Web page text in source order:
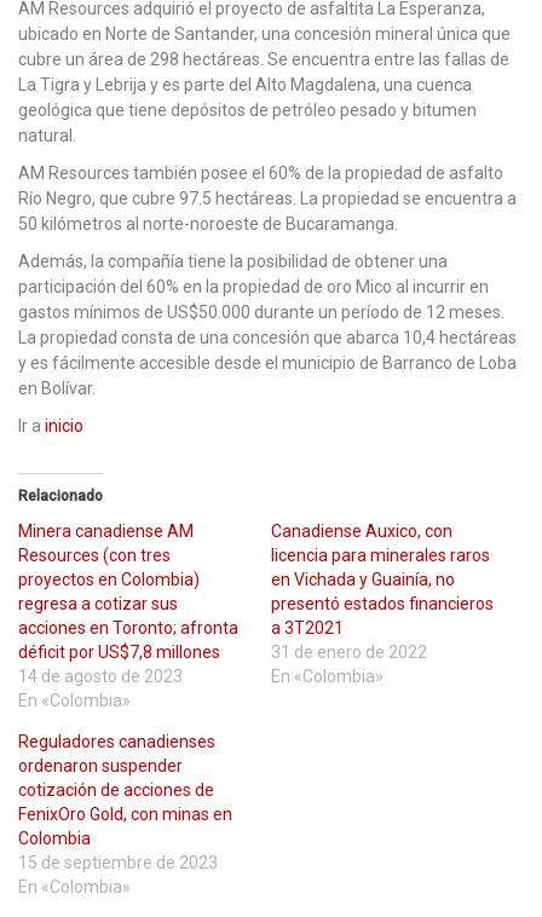
AM Resources adquirió el proyecto de asfaltita La Esperanza,
ubicado en Norte de Santander, una concesión mineral única que
cubre un área de 298 hectáreas. Se encuentra entre las fallas de
La Tigra y Lebrija y es parte del Alto Magdalena, una cuenca
geológica que tiene depósitos de petróleo pesado y bitumen
natural.
AM Resources también posee el 60% de la propiedad de asfalto
Río Negro, que cubre 97.5 hectáreas. La propiedad se encuentra a
50 kilómetros al norte-noroeste de Bucaramanga.
Además, la compañía tiene la posibilidad de obtener una
participación del 60% en la propiedad de oro Mico al incurrir en
gastos mínimos de US$50.000 durante un período de 12 meses.
La propiedad consta de una concesión que abarca 10,4 hectáreas
y es fácilmente accesible desde el municipio de Barranco de Loba
en Bolívar.
Ir a inicio
Relacionado
Minera canadiense AM
Resources (con tres
proyectos en Colombia)
regresa a cotizar sus
acciones en Toronto; afronta
déficit por US$7,8 millones
14 de agosto de 2023
En «Colombia»
Canadiense Auxico, con
licencia para minerales raros
en Vichada y Guainía, no
presentó estados financieros
a 3T2021
31 de enero de 2022
En «Colombia»
Reguladores canadienses
ordenaron suspender
cotización de acciones de
FenixOro Gold, con minas en
Colombia
15 de septiembre de 2023
En «Colombia»